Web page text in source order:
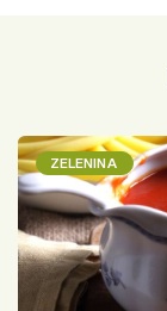
ZELENINA